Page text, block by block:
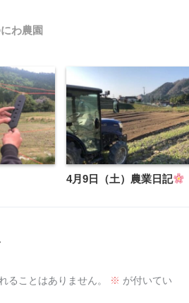
わ農園
4月9日（土）農業日記
ることはありません。 ※ が付いてい